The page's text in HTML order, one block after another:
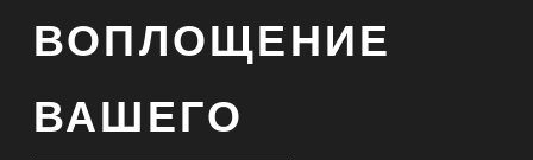
ВОПЛОЩЕНИЕ
ВАШЕГО